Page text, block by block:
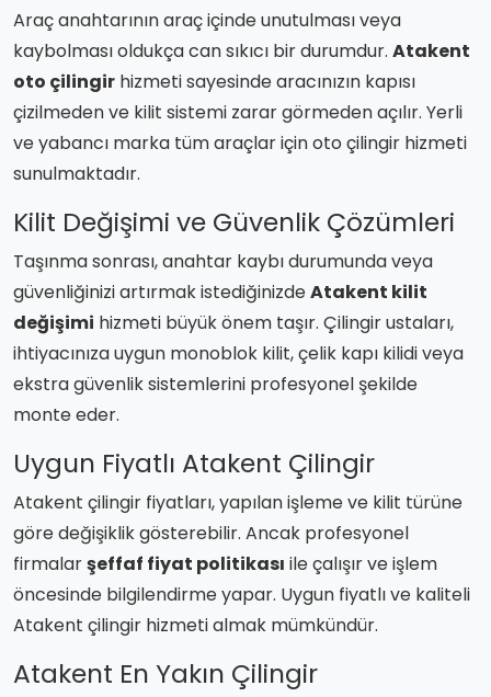
Araç anahtarının araç içinde unutulması veya
kaybolması oldukça can sıkıcı bir durumdur. Atakent
oto çilingir hizmeti sayesinde aracınızın kapısı
çizilmeden ve kilit sistemi zarar görmeden açılır. Yerli
ve yabancı marka tüm araçlar için oto çilingir hizmeti
sunulmaktadır.
Kilit Değişimi ve Güvenlik Çözümleri
Taşınma sonrası, anahtar kaybı durumunda veya
güvenliğinizi artırmak istediğinizdeAtakent kilit
değişimi hizmeti büyük önem taşır. Çilingir ustaları,
ihtiyacınıza uygun monoblok kilit, çelik kapı kilidi veya
ekstra güvenlik sistemlerini profesyonel şekilde
monte eder.
Uygun Fiyatlı Atakent Çilingir
Atakent çilingir fiyatları, yapılan işleme ve kilit türüne
göre değişiklik gösterebilir. Ancak profesyonel
firmalarşeffaf fiyat politikası ile çalışır ve işlem
öncesinde bilgilendirme yapar. Uygun fiyatlı ve kaliteli
Atakent çilingir hizmeti almak mümkündür.
Atakent En Yakın Çilingir